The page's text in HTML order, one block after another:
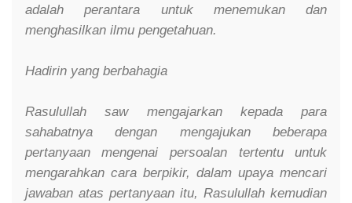
adalah perantara untuk menemukan dan
menghasilkan ilmu pengetahuan.
Hadirin yang berbahagia
Rasulullah saw mengajarkan kepada para
sahabatnya dengan mengajukan beberapa
pertanyaan mengenai persoalan tertentu untuk
mengarahkan cara berpikir, dalam upaya mencari
jawaban atas pertanyaan itu, Rasulullah kemudian